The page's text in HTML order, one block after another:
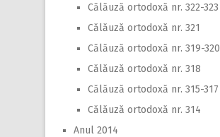
Călăuză ortodoxă nr. 322-323
Călăuză ortodoxă nr. 321
Călăuză ortodoxă nr. 319-320
Călăuză ortodoxă nr. 318
Călăuză ortodoxă nr. 315-317
Călăuză ortodoxă nr. 314
Anul 2014